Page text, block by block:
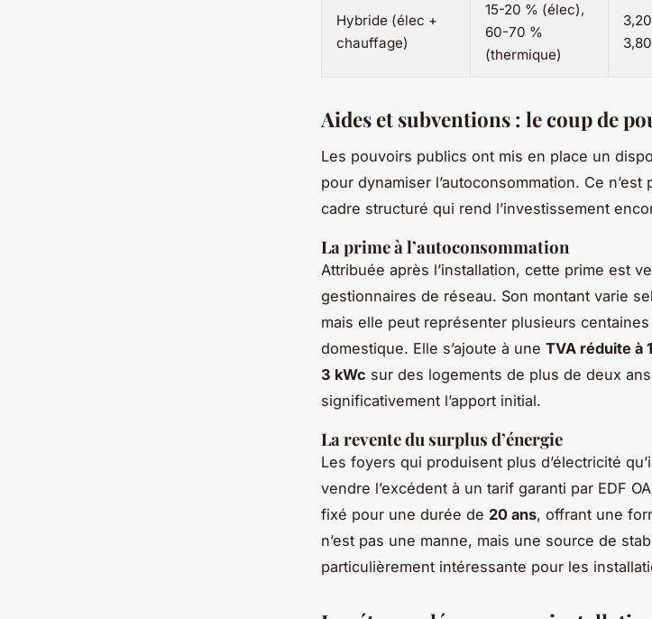
Hybride (élec +
chauffage)
15-20 % (élec),
60-70 %
(thermique)
3,80
Aides et subventions : le coup de
Les pouvoirs publics ont mis en place un
pour dynamiser l’autoconsommation. Ce
cadre structuré qui rend l’investissement
La prime à l’autoconsommation
Attribuée après l’installation, cette prime est
gestionnaires de réseau. Son montant varie
mais elle peut représenter plusieurs
domestique. Elle s’ajoute à une TVA réduite à
3 kWc sur des logements de plus de deux
significativement l’apport initial.
La revente du surplus d’énergie
Les foyers qui produisent plus d’électricité
vendre l’excédent à un tarif garanti par EDF
fixé pour une durée de 20 ans, offrant une
n’est pas une manne, mais une source de
particulièrement intéressante pour les